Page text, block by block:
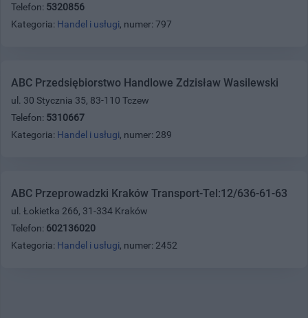
Telefon: 5320856
Kategoria: Handel i usługi, numer: 797
ABC Przedsiębiorstwo Handlowe Zdzisław Wasilewski
ul. 30 Stycznia 35, 83-110 Tczew
Telefon: 5310667
Kategoria: Handel i usługi, numer: 289
ABC Przeprowadzki Kraków Transport-Tel:12/636-61-63
ul. Łokietka 266, 31-334 Kraków
Telefon: 602136020
Kategoria: Handel i usługi, numer: 2452